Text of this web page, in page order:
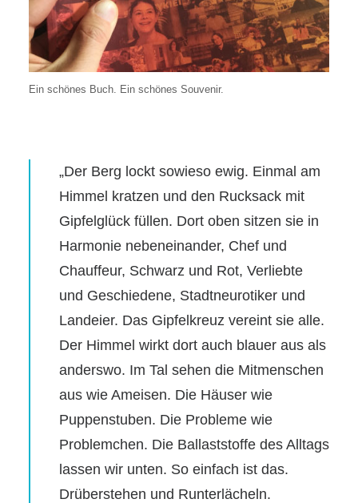
Ein schönes Buch. Ein schönes Souvenir.
„Der Berg lockt sowieso ewig. Einmal am
Himmel kratzen und den Rucksack mit
Gipfelglück füllen. Dort oben sitzen sie in
Harmonie nebeneinander, Chef und
Chauffeur, Schwarz und Rot, Verliebte
und Geschiedene, Stadtneurotiker und
Landeier. Das Gipfelkreuz vereint sie alle.
Der Himmel wirkt dort auch blauer aus als
anderswo. Im Tal sehen die Mitmenschen
aus wie Ameisen. Die Häuser wie
Puppenstuben. Die Probleme wie
Problemchen. Die Ballaststoffe des Alltags
lassen wir unten. So einfach ist das.
Drüberstehen und Runterlächeln.